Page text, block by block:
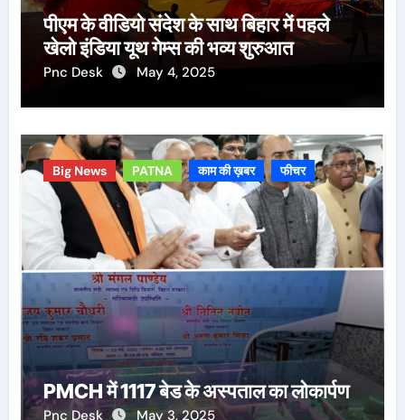
पीएम के वीडियो संदेश के साथ बिहार में पहले
खेलो इंडिया यूथ गेम्स की भव्य शुरुआत
Pnc Desk May 4, 2025
Big News PATNA काम की ख़बर फीचर
PMCH में 1117 बेड के अस्पताल का लोकार्पण
Pnc Desk May 3, 2025